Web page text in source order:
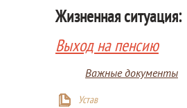
Жизненная ситуация:
Выход на пенсию
Важные документы
Устав